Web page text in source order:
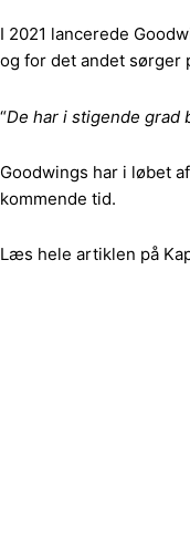
I 2021 lancerede
og for det andet sørger
“De har i stigende grad
Goodwings har i løbet
kommende tid.
Læs hele artiklen på